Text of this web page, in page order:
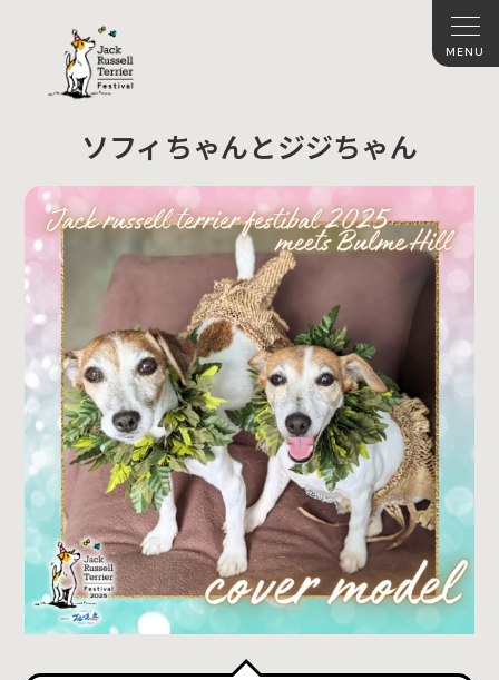
ソフィちゃんとジジちゃん